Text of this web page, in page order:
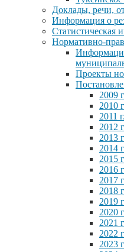
Доклады, речи,
Информация о
Статистическая
Нормативно-
Проекты
2009
2010
2011 г.
2012
2013
2014
2015
2016
2017
2018
2019
2020
2021 г
2022 г
2023